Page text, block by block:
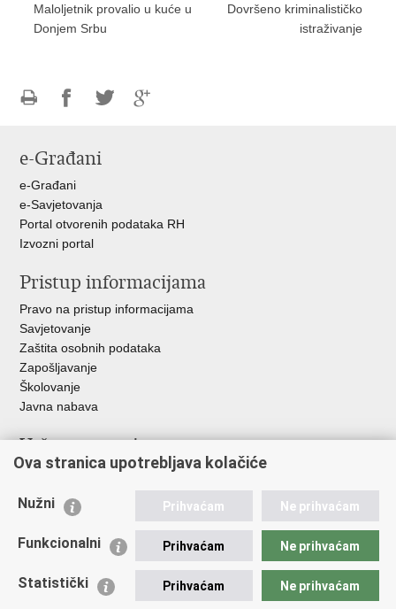
Maloljetnik provalio u kuće u
Donjem Srbu
Dovršeno kriminalističko
istraživanje
FacebookuTwitteru
e-Građani
e-Građani
e-Savjetovanja
Portal otvorenih podataka RH
Izvozni portal
Pristup informacijama
Pravo na pristup informacijama
Savjetovanje
Zaštita osobnih podataka
Zapošljavanje
Školovanje
Javna nabava
Važne poveznice
Ministarstvo unutarnjih poslova
Udruge
Policijska akademija
Zaklada policijske solidarnosti
Ova stranica upotrebljava kolačiće
Nužni Prihvaćam Ne prihvaćam
Funkcionalni Prihvaćam Ne prihvaćam
Statistički Prihvaćam Ne prihvaćam